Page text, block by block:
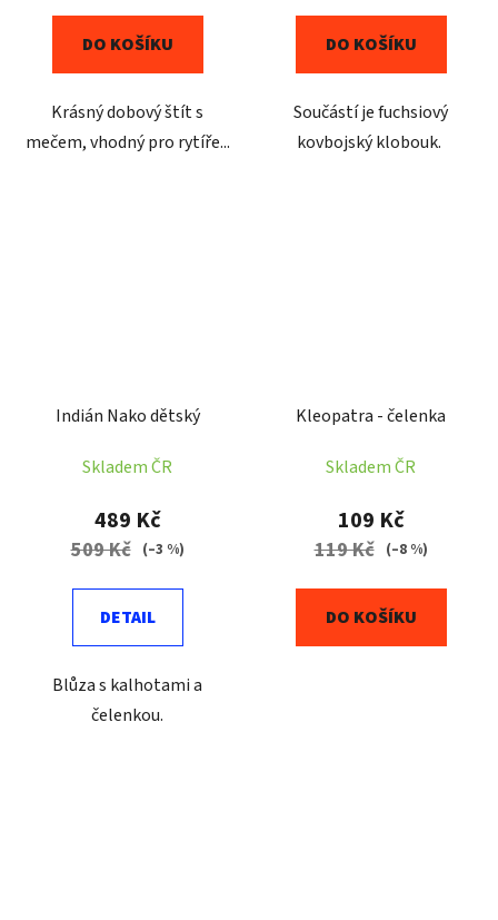
DO KOŠÍKU
Krásný dobový štít s
mečem, vhodný pro rytíře...
DO KOŠÍKU
Součástí je fuchsiový
kovbojský klobouk.
Indián Nako dětský
Skladem ČR
489 Kč
509 Kč (–3 %)
DETAIL
Blůza s kalhotami a
čelenkou.
Kleopatra - čelenka
Skladem ČR
109 Kč
119 Kč (–8 %)
DO KOŠÍKU